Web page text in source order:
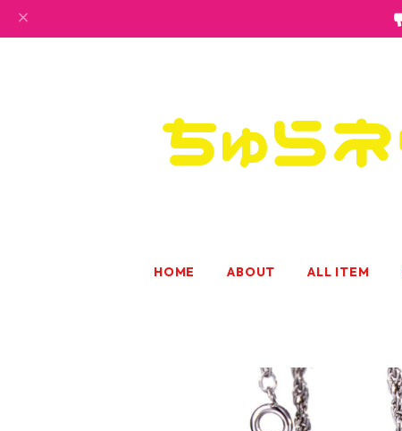
HOME ABOUT ALL ITEM